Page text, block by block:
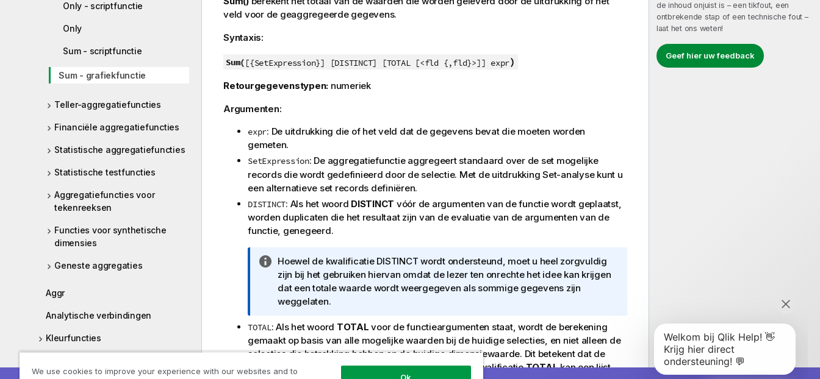
Only - scriptfunctie
Only
Sum - scriptfunctie
Sum - grafiekfunctie
Teller-aggregatiefuncties
Financiële aggregatiefuncties
Statistische aggregatiefuncties
Statistische testfuncties
Aggregatiefuncties voor
tekenreeksen
Functies voor synthetische
dimensies
Geneste aggregaties
Aggr
Analytische verbindingen
Kleurfuncties
de inhoud onjuist is – een tikfout, een
ontbrekende stap of een technische fout –
laat het ons weten!
Geef hier uw feedback
veld voor de geaggregeerde gegevens.
Syntaxis:
Sum( [{SetExpression}] [DISTINCT] [TOTAL [<fld {,fld}>]] expr)
Retourgegevenstypen: numeriek
Argumenten:
expr: De uitdrukking die of het veld dat de gegevens bevat die moeten worden
gemeten.
SetExpression: De aggregatiefunctie aggregeert standaard over de set mogelijke
records die wordt gedefinieerd door de selectie. Met de uitdrukking Set-analyse kunt u
een alternatieve set records definiëren.
DISTINCT: Als het woord DISTINCT vóór de argumenten van de functie wordt geplaatst,
worden duplicaten die het resultaat zijn van de evaluatie van de argumenten van de
functie, genegeerd.
I
n
f
o
m
a
t
i
Hoewel de kwalificatie DISTINCT wordt ondersteund, moet u heel zorgvuldig
zijn bij het gebruiken hiervan omdat de lezer ten onrechte het idee kan krijgen
dat een totale waarde wordt weergegeven als sommige gegevens zijn
weggelaten.
TOTAL: Als het woord TOTAL voor de functieargumenten staat, wordt de berekening
gemaakt op basis van alle mogelijke waarden bij de huidige selecties, en niet alleen de
selecties die betrekking hebben op de huidige dimensiewaarde. Dit betekent dat de
dimensies van de grafiek worden genegeerd. Na de kwalificatieTOTALkan een lijst
We use cookies to improve your experience with our websites and to